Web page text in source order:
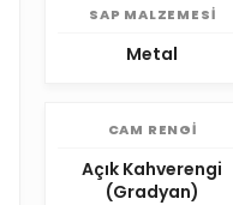
SAP MALZEMESI
Metal
CAM RENGI
Açık Kahverengi
(Gradyan)